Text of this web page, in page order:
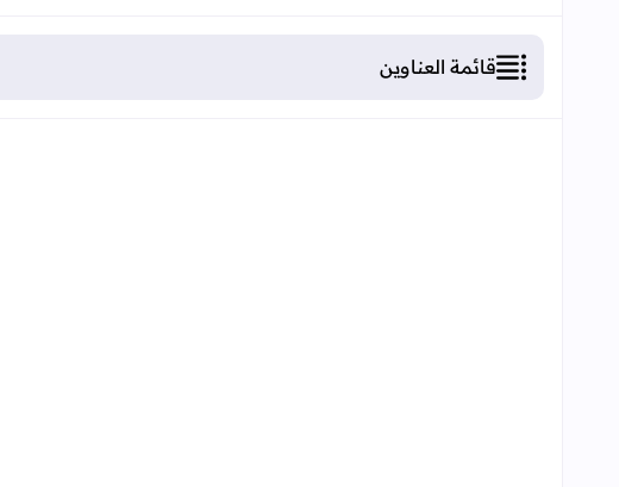
قائمة العناوين